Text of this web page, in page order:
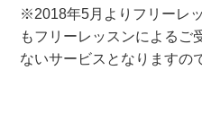
※2018年5月よりフリーレ
もフリーレッスンによるご
ないサービスとなりますの